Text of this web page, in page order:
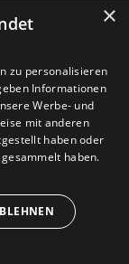
×
zu personalisieren
Informationen
Werbe- und
mit anderen
haben oder
haben.